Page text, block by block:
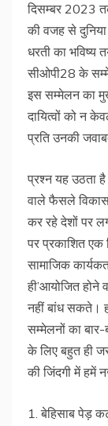
दिसम्बर 2023
की वजह से
धरती का भविष्य
सीओपी28 के
इस सम्मेलन का
दायित्वों को न
प्रति उनकी
प्रश्न यह उठता
वाले फैसले
कर रहे देशों पर
पर प्रकाशित एक
सामाजिक
ही’आयोजित होने
नहीं बांध सकते।
सम्मेलनों का बार-
के लिए बहुत ही
की जिंदगी में हमें
1. बेहिसाब पेड़